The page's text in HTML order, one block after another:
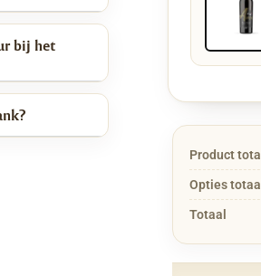
bij het
Product
Opties totaal
Totaal